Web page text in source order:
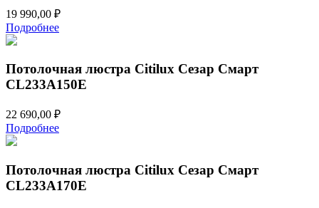
19 990,00 ₽
Подробнее
Потолочная люстра Citilux Сезар Смарт
CL233A150E
22 690,00 ₽
Подробнее
Потолочная люстра Citilux Сезар Смарт
CL233A170E